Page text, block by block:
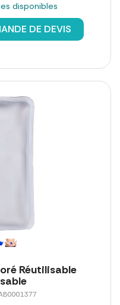
disponibles
DE DEVIS
Réutilisable